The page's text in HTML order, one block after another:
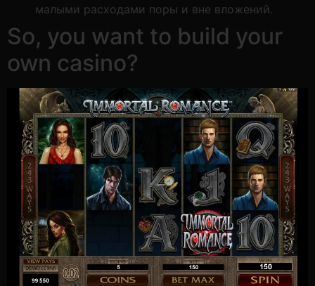
малыми расходами поры и вне вложений.
So, you want to build your
own casino?